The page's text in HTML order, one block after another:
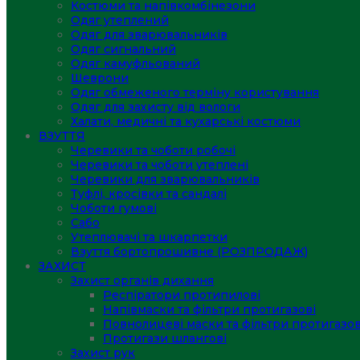
Костюми та напівкомбінезони
Одяг утеплений
Одяг для зварювальників
Одяг сигнальний
Одяг камуфльований
Шеврони
Одяг обмеженого терміну користування
Одяг для захисту від вологи
Халати, медичні та кухарські костюми
ВЗУТТЯ
Черевики та чоботи робочі
Черевики та чоботи утеплені
Черевики для зварювальників
Туфлі, кросівки та сандалі
Чоботи гумові
Сабо
Утеплювачі та шкарпетки
Взуття бортопрошивне (РОЗПРОДАЖ)
ЗАХИСТ
Захист органів дихання
Респіратори протипилові
Напівмаски та фільтри протигазові
Повнолицеві маски та фільтри
Протигази шлангові
Захист рук